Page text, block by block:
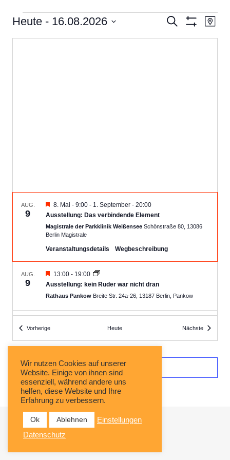
VERANSTALTUNGEN
Suche
Suche
Anzeigen
Karte
Heute - 16.08.2026
Datum
AUG.
9 Ausstellung: Das verbindende Element
Empfohlen
8. Mai - 9:00 - 1. September - 20:00
Magistrale der Parkklinik Weißensee Schönstraße 80, 13086
Berlin Magistrale
Veranstaltungsdetails Wegbeschreibung
AUG.
9 Ausstellung: kein Ruder war nicht dran
Empfohlen
13:00 - 19:00
Rathaus Pankow Breite Str. 24a-26, 13187 Berlin, Pankow
11 Ausstellung: kein Ruder war nicht dran
AUG.
12 Ausstellung: kein Ruder war nicht dran
Empfohlen
13:00- 19:00
Rathaus Pankow
AUG.
13 Ausstellung: kein Ruder war nicht dran
Empfohlen
13:00-19:00
VorherigeVeranstaltungen Heute Nächste
Kalender abonnieren
Wir nutzen Cookies auf unserer
Website. Einige von ihnen sind
essenziell, während andere uns
helfen, diese Website und Ihre
Erfahrung zu verbessern.
Ok Ablehnen
Einstellungen
Datenschutz